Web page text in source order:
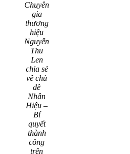
Chuyên
gia
thương
hiệu
Nguyễn
Thu
Len
chia sẻ
về chủ
đề
Nhân
Hiệu –
Bí
quyết
thành
công
trên